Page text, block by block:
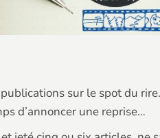
sur le spot du
d’annoncer une reprise…